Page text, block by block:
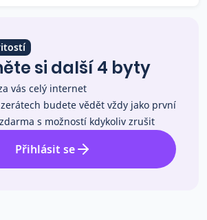
si další 4 byty
vás celý internet
budete vědět vždy jako první
s možností kdykoliv zrušit
Přihlásit se